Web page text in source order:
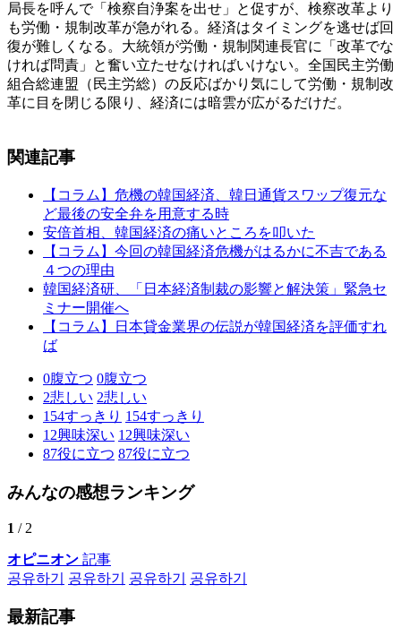
局長を呼んで「検察自浄案を出せ」と促すが、検察改革より
も労働・規制改革が急がれる。経済はタイミングを逃せば回
復が難しくなる。大統領が労働・規制関連長官に「改革でな
ければ問責」と奮い立たせなければいけない。全国民主労働
組合総連盟（民主労総）の反応ばかり気にして労働・規制改
革に目を閉じる限り、経済には暗雲が広がるだけだ。
関連記事
【コラム】危機の韓国経済、韓日通貨スワップ復元な
ど最後の安全弁を用意する時
安倍首相、韓国経済の痛いところを叩いた
【コラム】今回の韓国経済危機がはるかに不吉である
４つの理由
韓国経済研、「日本経済制裁の影響と解決策」緊急セ
ミナー開催へ
【コラム】日本貸金業界の伝説が韓国経済を評価すれ
ば
0腹立つ 0腹立つ
2悲しい 2悲しい
154すっきり 154すっきり
12興味深い 12興味深い
87役に立つ 87役に立つ
みんなの感想ランキング
1 / 2
オピニオン 記事
공유하기
공유하기 공유하기 공유하기
最新記事